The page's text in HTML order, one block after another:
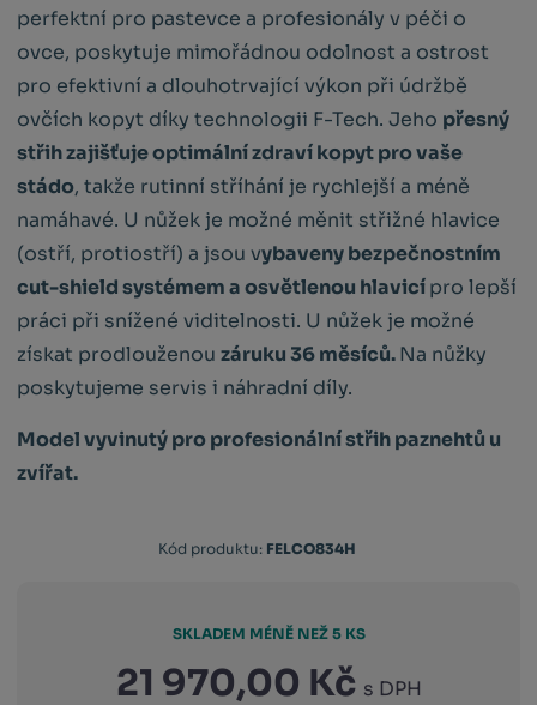
perfektní pro pastevce a profesionály v péči o
ovce, poskytuje mimořádnou odolnost a ostrost
pro efektivní a dlouhotrvající výkon při údržbě
ovčích kopyt díky technologii F-Tech. Jeho přesný
střih zajišťuje optimální zdraví kopyt pro vaše
stádo, takže rutinní stříhání je rychlejší a méně
namáhavé. U nůžek je možné měnit střižné hlavice
(ostří, protiostří) a jsou vybaveny bezpečnostním
cut-shield systémem a osvětlenou hlavicípro lepší
práci při snížené viditelnosti. U nůžek je možné
získat prodlouženouzáruku 36 měsíců.Na nůžky
poskytujeme servis i náhradní díly.
Model vyvinutý pro profesionální střih paznehtů u
zvířat.
Kód produktu: FELCO834H
21 970,00 Kč s DPH
SKLADEM MÉNĚ NEŽ 5 KS